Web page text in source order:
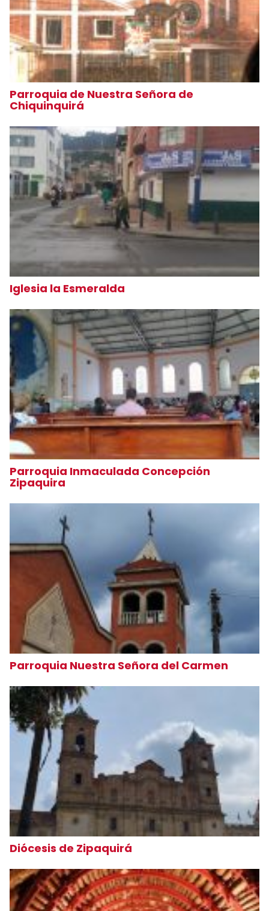
Parroquia de Nuestra Señora de
Chiquinquirá
Iglesia la Esmeralda
Parroquia Inmaculada Concepción
Zipaquira
Parroquia Nuestra Señora del Carmen
Diócesis de Zipaquirá